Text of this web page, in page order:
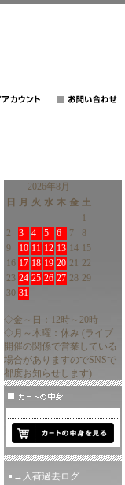
2026年8月
日
月 火 水 木 金 土
1
2
3 4 5 6 7
8
9
10 11 12 13 14 15
16 17 18 19 20 21 22
23 24 25 26 27 28 29
30 31
◇金～日：12時～20時
◇月～木曜：休み (ライブ
開催の関係で営業している
場合がありますのでSNSで
都度お知らせします)
→入荷過去ログ